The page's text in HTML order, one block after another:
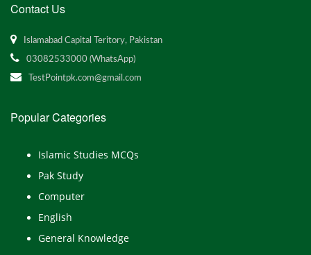
Contact Us
Islamabad Capital Teritory, Pakistan
03082533000 (WhatsApp)
TestPointpk.com@gmail.com
Popular Categories
Islamic Studies MCQs
Pak Study
Computer
English
General Knowledge